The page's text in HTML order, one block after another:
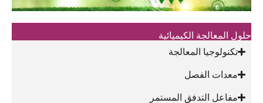
حلول المعالجة الكيميائية
تكنولوجيا المعالجة
معدات الفصل
مفاعل التدفق المستمر